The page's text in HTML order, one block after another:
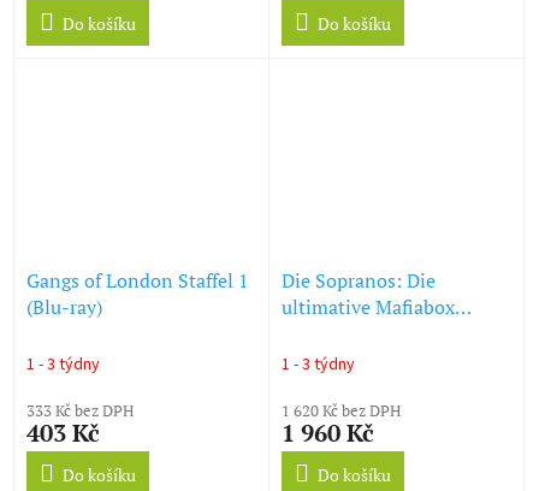
Do košíku Do košíku
Gangs of London Staffel 1
(Blu-ray)
1 - 3 týdny
333 Kč bez DPH
403 Kč
Do košíku
Die Sopranos: Die
ultimative Mafiabox
1 - 3 týdny
1 620 Kč bez DPH
1 960 Kč
Do košíku